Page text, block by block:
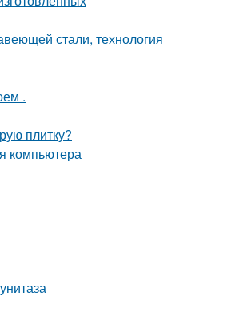
стали, технология
.
плитку?
компьютера